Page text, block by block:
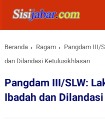
Beranda Ragam
Pangdam III/
dan Dilandasi Ketulusikhlasan
Pangdam III/SLW:
Ibadah dan